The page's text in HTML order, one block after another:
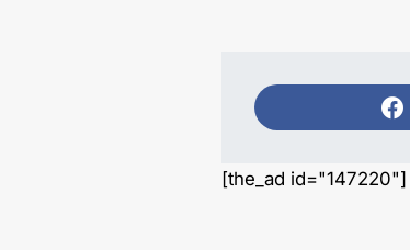
[the_ad